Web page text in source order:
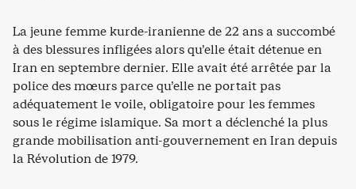
La jeune femme kurde-iranienne de 22 ans a succombé
à des blessures infligées alors qu’elle était détenue en
Iran en septembre dernier. Elle avait été arrêtée par la
police des mœurs parce qu’elle ne portait pas
adéquatement le voile, obligatoire pour les femmes
sous le régime islamique. Sa mort a déclenché la plus
grande mobilisation anti-gouvernement en Iran depuis
la Révolution de 1979.